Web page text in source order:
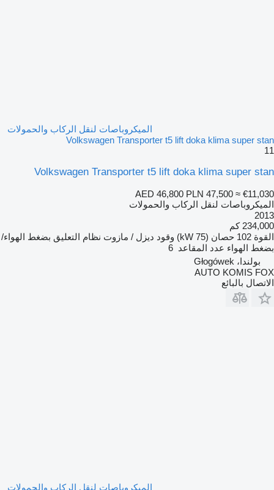
الميكروباصات لنقل الركاب والحمولات
Volkswagen Transporter t5 lift doka klima super stan
11
Volkswagen Transporter t5 lift doka klima super stan
AED 46,800 PLN 47,500 ≈ €11,030
الميكروباصات لنقل الركاب والحمولات
2013
234,000 كم
القوة 102 حصان (75 kW) وقود ديزل / مازوت نظام التعليق بضغط الهواء/
بضغط الهواء عدد المقاعد 6
بولندا، Głogówek
AUTO KOMIS FOX
الاتصال بالبائع
الميكروباصات لنقل الركاب والحمولات